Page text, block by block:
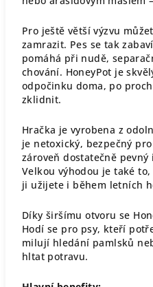
Pro ještě větší výzvu
zamrazit. Pes se tak
pomáhá při nudě,
chování. HoneyPot je
odpočinku doma, po
zklidnit.
Hračka je vyrobena z
je netoxický, bezpečný
zároveň dostatečně
Velkou výhodou je také
ji užijete i během letních
Díky širšímu otvoru se
Hodí se pro psy, kteří
milují hledání pamlsků
hltat potravu.